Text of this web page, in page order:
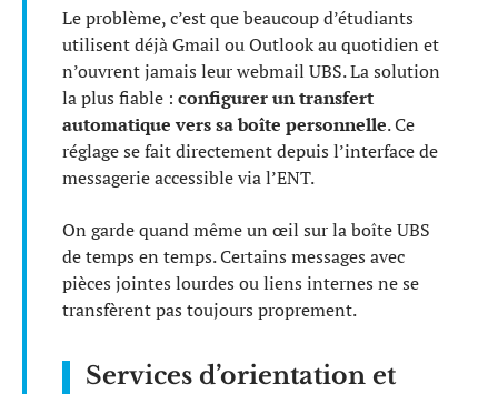
Le problème, c’est que beaucoup d’étudiants
utilisent déjà Gmail ou Outlook au quotidien et
n’ouvrent jamais leur webmail UBS. La solution
la plus fiable : configurer un transfert
automatique vers sa boîte personnelle. Ce
réglage se fait directement depuis l’interface de
messagerie accessible via l’ENT.
On garde quand même un œil sur la boîte UBS
de temps en temps. Certains messages avec
pièces jointes lourdes ou liens internes ne se
transfèrent pas toujours proprement.
Services d’orientation et